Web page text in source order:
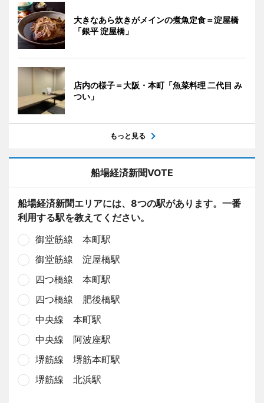
大きなあら炊きがメインの煮魚定食＝淀屋橋
「銀平 淀屋橋」
店内の様子＝大阪・本町「魚菜料理 二代目 み
つい」
もっと見る
船場経済新聞VOTE
船場経済新聞エリアには、8つの駅があります。一番
利用する駅を教えてください。
御堂筋線 本町駅
御堂筋線 淀屋橋駅
四つ橋線 本町駅
四つ橋線 肥後橋駅
中央線 本町駅
中央線 阿波座駅
堺筋線 堺筋本町駅
堺筋線 北浜駅